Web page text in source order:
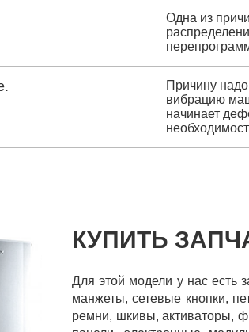
Одна из
Причину надо
вибрацию
начинает
КУПИТЬ
Для этой модели у нас есть
манжеты, сетевые кнопки,
ремни, шкивы, активаторы,